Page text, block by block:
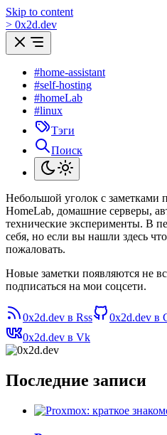
Skip to content
> 0x2d.dev
#home-assistant
#self-hosting
#homeLab
#linux
Тэги
Поиск
Небольшой уголок с заметками
HomeLab, домашние серверы,
технические эксперименты. В
себя, но если вы нашли здесь
пожаловать.
Новые заметки появляются не
подписаться на мои соцсети.
0x2d.dev в Rss 0x2d.dev в
0x2d.dev в Vk
Последние записи